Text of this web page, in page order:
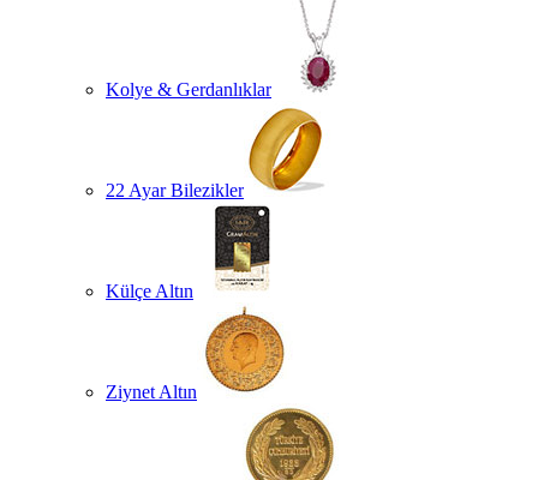
Kolye & Gerdanlıklar
22 Ayar Bilezikler
Külçe Altın
Ziynet Altın